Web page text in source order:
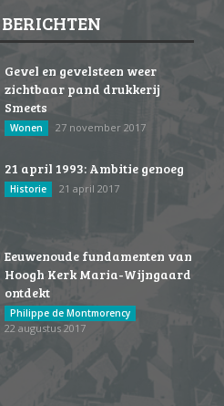
Gevel en gevelsteen weer
zichtbaar pand drukkerij
Smeets
Wonen 27 november 2017
21 april 1993: Ambitie genoeg
Historie 21 april 2017
Eeuwenoude fundamenten van
Hoogh Kerk Maria-Wijngaard
ontdekt
Philippe de Montmorency
22 augustus 2017